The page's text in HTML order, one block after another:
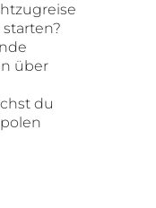
über
du